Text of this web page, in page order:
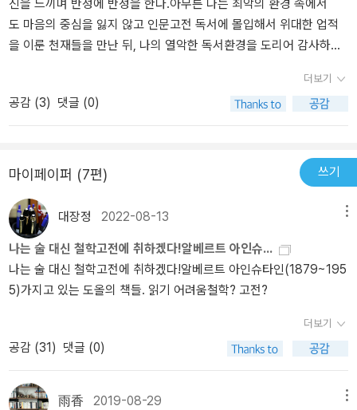
습장애를 가져서 오히려 다른 장점이 부각이 되어 다른 사람과는 다
른 성공을 한 사람이 많이 있다는 것을 모른다. 레오나르도 다빈치도
학습장애가있었고 아인슈타인도 아스퍼거 장애가 있어서 학습장애가
이야기 하면 책을 안읽으려고 하겠지만, 아무튼 나는 이 책에 찬동을
하는 편이다.
신을 느끼며 반성에 반성을 한다.아무튼 나는 최악의 환경 속에서
도 마음의 중심을 잃지 않고 인문고전 독서에 몰입해서 위대한 업적
을 이룬 천재들을 만난 뒤, 나의 열악한 독서환경을 도리어 감사하
까 평범한 나에게도 비정상적인 수준의 어떤 변화, 그러니까 천재들
만큼은 아니더라도 그에 준하는 수준의 변화, 즉 두뇌의 변화로 인
한 새로운 차원의 지적 깨달음을 얻게 되는 일이 일어나려나 보다, 이
신장애 그분과 알콜중독 그분 그리고 슈퍼의 그분은 어쩌면 나를 도
와주기 위해서 내려온 천사일지도 몰라, 이런 생각마저 하게 되었
다. 그런 비현실적인 마음가짐 덕분일까. 나는 그 동네에서 굉장히 비
현실적인 독서 그러니까 독서가 주가 되고 다른 모든 것 심지어
는 나 자신조차도 부록으로 밀려나는 독서를 할 수 있었고 비현실적
인 성장을 할수 있었다.
더보기
공감 (3) 댓글 (0)
마이페이퍼 (7편) 쓰기
대장정 2022-08-13
나는 술 대신 철학고전에 취하겠다!알베르트 아인슈...
나는 술 대신 철학고전에 취하겠다!알베르트 아인슈타인(1879~195
5)가지고 있는 도올의 책들. 읽기 어려움철학? 고전?
더보기
공감 (31 ) 댓글 (0)
雨香 2019-08-29